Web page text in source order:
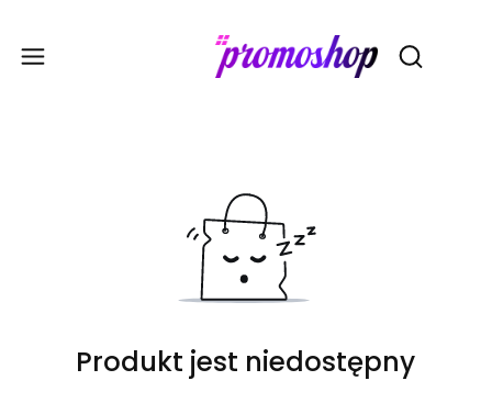
Otwórz
Produkt jest niedostępny